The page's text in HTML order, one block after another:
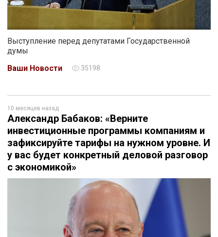
Выступление перед депутатами Государственной
думы
Ваши Новости
35198
10 месяцев назад
Александр Бабаков: «Верните
инвестиционные программы компаниям и
зафиксируйте тарифы на нужном уровне. И
у вас будет конкретный деловой разговор
с экономикой»